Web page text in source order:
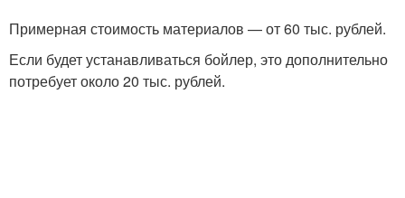
Примерная стоимость материалов — от 60 тыс. рублей.
Если будет устанавливаться бойлер, это дополнительно
потребует около 20 тыс. рублей.